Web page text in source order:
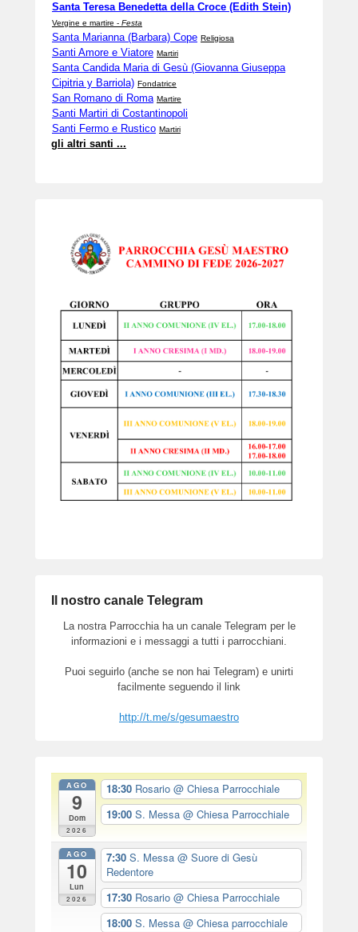
Santa Teresa Benedetta della Croce (Edith Stein)
Vergine e martire - Festa
Santa Marianna (Barbara) Cope Religiosa
Santi Amore e Viatore Martiri
Santa Candida Maria di Gesù (Giovanna Giuseppa
Cipitria y Barriola) Fondatrice
San Romano di Roma Martire
Santi Martiri di Costantinopoli
Santi Fermo e Rustico Martiri
gli altri santi ...
Il nostro canale Telegram
La nostra Parrocchia ha un canale Telegram per le
informazioni e i messaggi a tutti i parrocchiani.
Puoi seguirlo (anche se non hai Telegram) e unirti
facilmente seguendo il link
http://t.me/s/gesumaestro
AGO
9
Dom
2026
18:30 Rosario @ Chiesa Parrocchiale
19:00 S. Messa @ Chiesa Parrocchiale
AGO
10
Lun
2026
7:30 S. Messa @ Suore di Gesù
Redentore
17:30 Rosario @ Chiesa Parrocchiale
18:00 S. Messa @ Chiesa parrocchiale